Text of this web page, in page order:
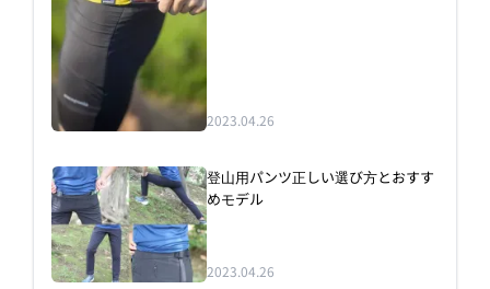
2023.04.26
登山用パンツ正しい選び方とおすす
めモデル
2023.04.26